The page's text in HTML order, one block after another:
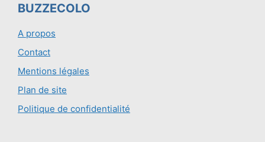
BUZZECOLO
A propos
Contact
Mentions légales
Plan de site
Politique de confidentialité